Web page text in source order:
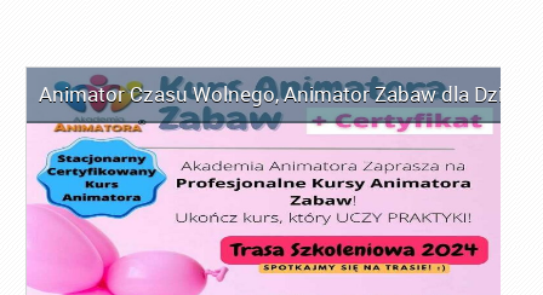
Animator Czasu Wolnego,Animator Zabaw dla Dzieci